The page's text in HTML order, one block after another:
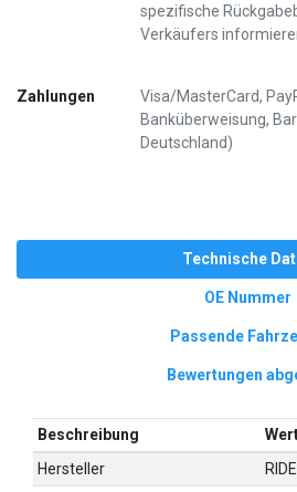
spezifische
Verkäufers
Zahlungen
Visa/MasterCard,
Banküberweisung,
Deutschland)
Technische
OE Nummer
Passende
Bewertungen
Beschreibung
Hersteller